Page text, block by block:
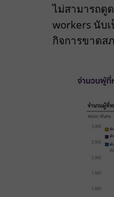
ไม่สามารถดู
workers นับ
กิจการขาดส